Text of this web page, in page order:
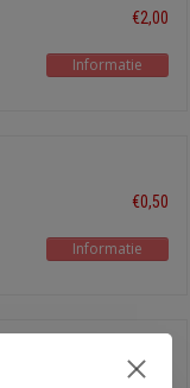
€2,00
Informatie
€0,50
Informatie